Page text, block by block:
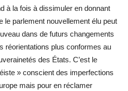
à la fois à dissimuler en donnant
le parlement nouvellement élu peut
dans de futurs changements
réorientations plus conformes au
des États. C’est le
» conscient des imperfections
mais pour en réclamer